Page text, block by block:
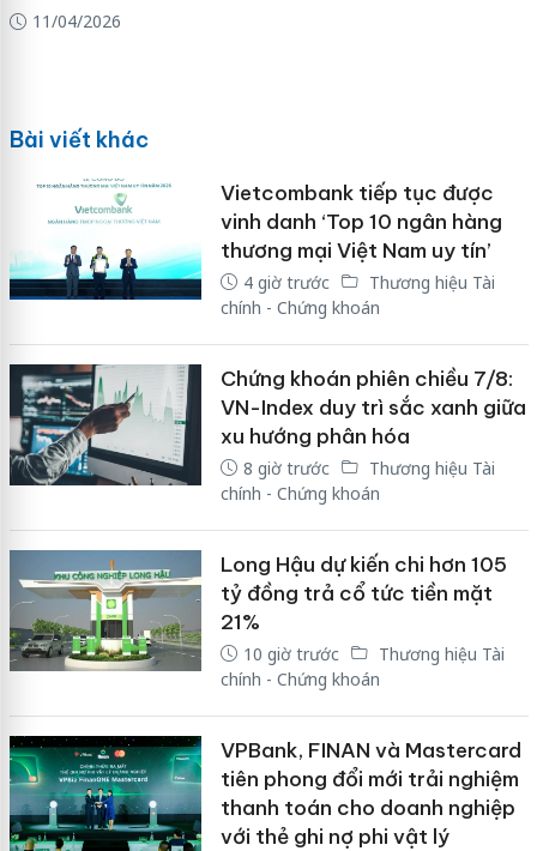
11/04/2026
Bài viết khác
Vietcombank tiếp tục được
vinh danh ‘Top 10 ngân hàng
thương mại Việt Nam uy tín’
4 giờ trước
Thương hiệu Tài
chính - Chứng khoán
Chứng khoán phiên chiều 7/8:
VN-Index duy trì sắc xanh giữa
xu hướng phân hóa
8 giờ trước
Thương hiệu Tài
chính - Chứng khoán
Long Hậu dự kiến chi hơn 105
tỷ đồng trả cổ tức tiền mặt
21%
10 giờ trước
Thương hiệu Tài
chính - Chứng khoán
VPBank, FINAN và Mastercard
tiên phong đổi mới trải nghiệm
thanh toán cho doanh nghiệp
với thẻ ghi nợ phi vật lý